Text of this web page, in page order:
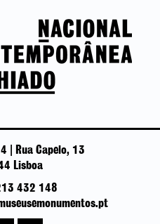
| Rua Capelo, 13
Lisboa
432 148